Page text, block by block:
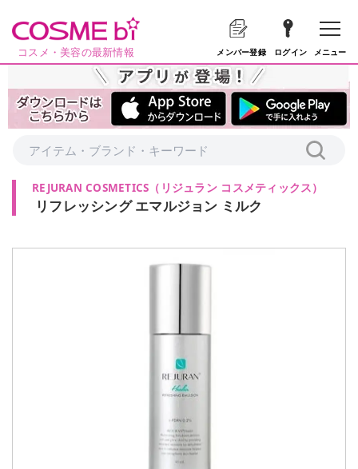
コスメ・美容の最新情報 メンバー登録 ログイン メニュー
REJURAN COSMETICS （ リジュラン コスメティックス）
リフレッシング エマルジョン ミルク